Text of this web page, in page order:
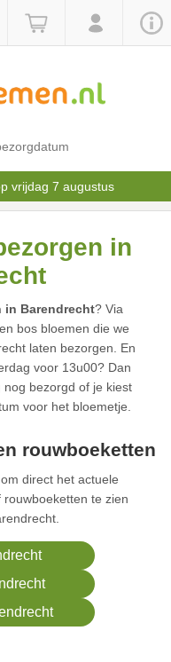
vrijdag 7 augustus
in
in Barendrecht? Via
bos bloemen die we
laten bezorgen. En
voor 13u00? Dan
bezorgd of je kiest
voor het bloemetje.
rouwboeketten
direct het actuele
te zien